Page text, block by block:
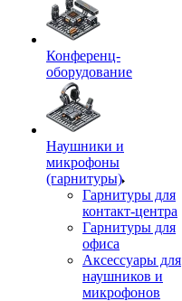
Конференц-
оборудование
Наушники и
микрофоны
(гарнитуры)
Гарнитуры для
контакт-центра
Гарнитуры для
офиса
Аксессуары для
наушников и
микрофонов